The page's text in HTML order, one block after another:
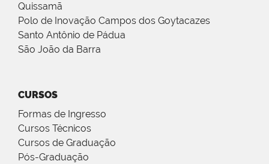
Quissamã
Polo de Inovação Campos dos Goytacazes
Santo Antônio de Pádua
São João da Barra
CURSOS
Formas de Ingresso
Cursos Técnicos
Cursos de Graduação
Pós-Graduação